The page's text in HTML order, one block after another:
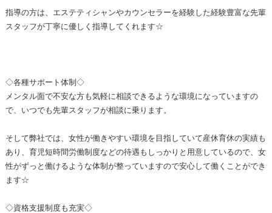
指導の方は、エステティシャンやカウンセラーを経験した経験豊富な先輩
スタッフが丁寧に優しく指導してくれます☆
◇各種サポート体制◇
メンタル面で不安な方も気軽に相談できるような環境になっていますの
で、いつでも先輩スタッフが相談に乗ります。
そして弊社では、女性が働きやすい環境を目指していて産休育休の実績も
あり、育児短時間労働制度などの待遇もしっかりと用意しているので、女
性がずっと働けるような体制が整っていますので安心して働くことができ
ます☆
◇資格支援制度も充実◇